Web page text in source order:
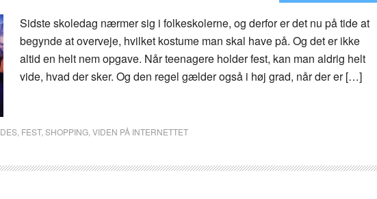
Sidste skoledag nærmer sig i folkeskolerne, og derfor er det nu på tide at
begynde at overveje, hvilket kostume man skal have på. Og det er ikke
altid en helt nem opgave. Når teenagere holder fest, kan man aldrig helt
vide, hvad der sker. Og den regel gælder også i høj grad, når der er […]
FEST, SHOPPING VIDEN PÅ INTERNETTET